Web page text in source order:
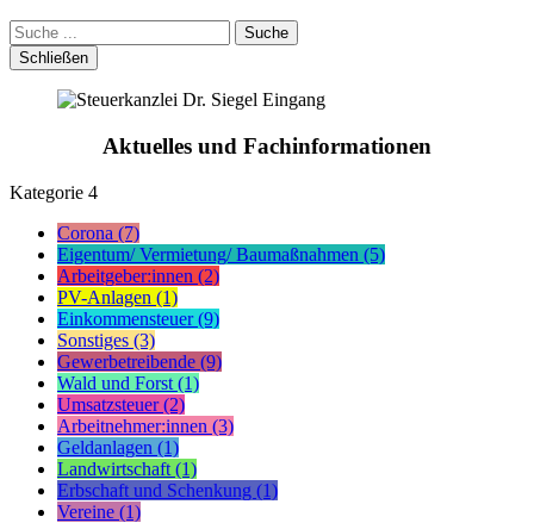
Suche
Schließen
Aktuelles und Fachinformationen
Kategorie 4
Corona (7)
Eigentum/ Vermietung/ Baumaßnahmen (5)
Arbeitgeber:innen (2)
PV-Anlagen (1)
Einkommensteuer (9)
Sonstiges (3)
Gewerbetreibende (9)
Wald und Forst (1)
Umsatzsteuer (2)
Arbeitnehmer:innen (3)
Geldanlagen (1)
Landwirtschaft (1)
Erbschaft und Schenkung (1)
Vereine (1)